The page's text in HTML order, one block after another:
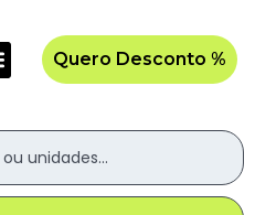
Quero Desconto %